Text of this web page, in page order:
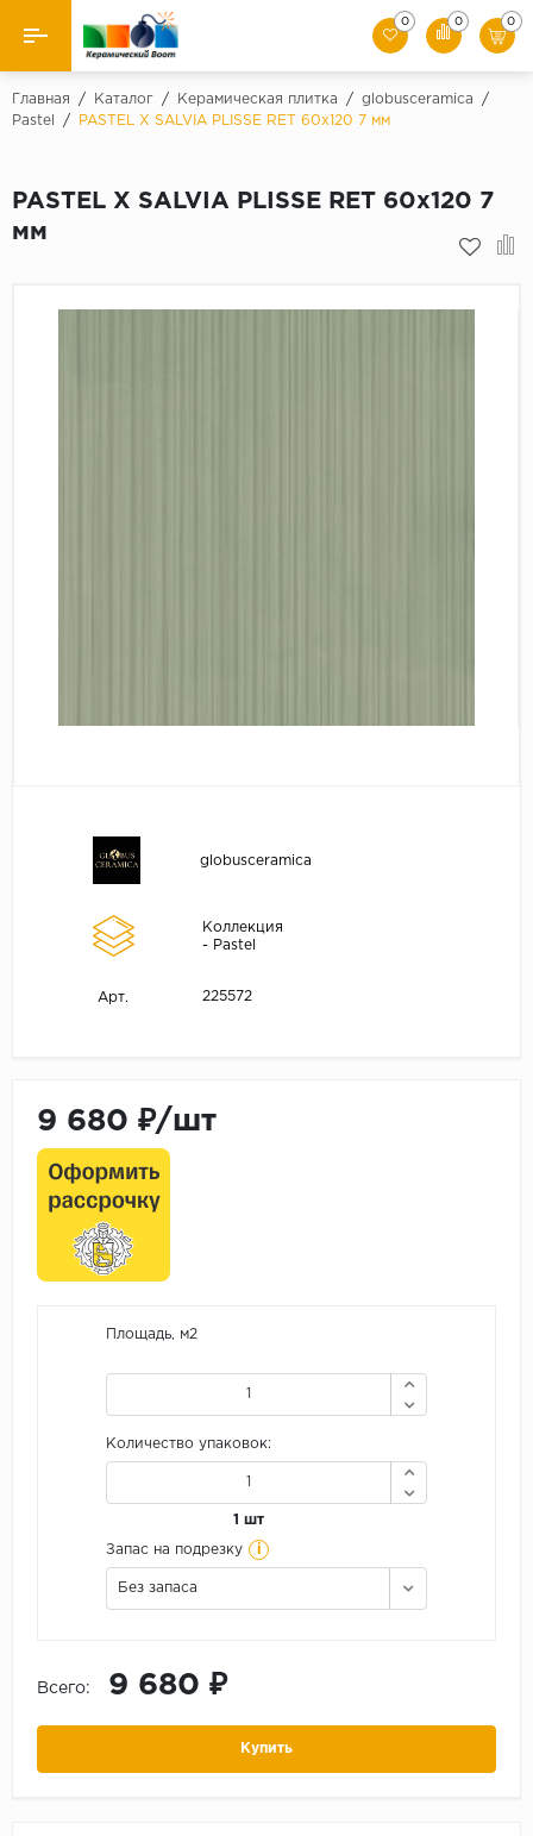
Назад
Керамическая плитка
Мозаики
0 0 0
Главная / Каталог / Керамическая плитка / globusceramica
/
Pastel
/ PASTEL X SALVIA PLISSE RET 60x120 7 мм
PASTEL X SALVIA PLISSE RET 60x120 7
мм
globusceramica
Коллекция
- Pastel
Арт. 225572
9 680 ₽/шт
Площадь, м2
Количество упаковок:
1 шт
Запас на подрезку i
Без запаса
Всего: 9 680 ₽
Купить